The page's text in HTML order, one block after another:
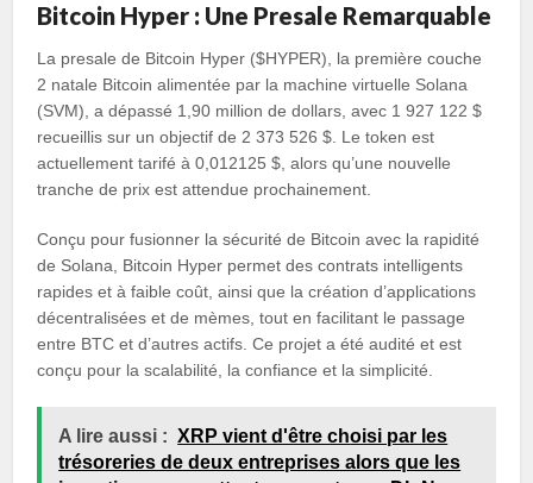
Bitcoin Hyper : Une Presale Remarquable
La presale de Bitcoin Hyper ($HYPER), la première couche
2 natale Bitcoin alimentée par la machine virtuelle Solana
(SVM), a dépassé 1,90 million de dollars, avec 1 927 122 $
recueillis sur un objectif de 2 373 526 $. Le token est
actuellement tarifé à 0,012125 $, alors qu’une nouvelle
tranche de prix est attendue prochainement.
Conçu pour fusionner la sécurité de Bitcoin avec la rapidité
de Solana, Bitcoin Hyper permet des contrats intelligents
rapides et à faible coût, ainsi que la création d’applications
décentralisées et de mèmes, tout en facilitant le passage
entre BTC et d’autres actifs. Ce projet a été audité et est
conçu pour la scalabilité, la confiance et la simplicité.
A lire aussi : XRP vient d'être choisi par les
trésoreries de deux entreprises alors que les